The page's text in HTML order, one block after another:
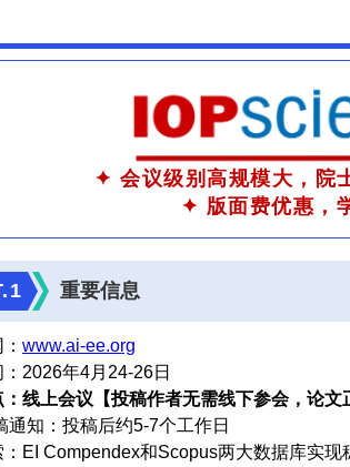
✦ 会议级别高规模大，院
✦ 版面费优惠，
1 重要信息
www.ai-ee.org
2026年4月24-26日
线上会议【投稿作者无需线下参会，论文
通知：投稿后约5-7个工作日
EI Compendex和Scopus两大数据库实现